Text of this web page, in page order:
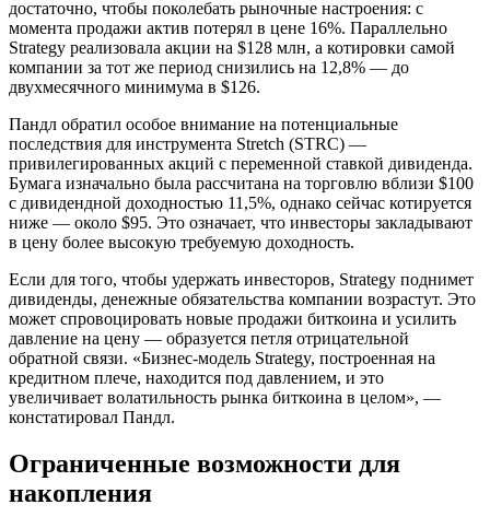
достаточно, чтобы поколебать рыночные настроения: с
момента продажи актив потерял в цене 16%. Параллельно
Strategy реализовала акции на $128 млн, а котировки самой
компании за тот же период снизились на 12,8% — до
двухмесячного минимума в $126.
Пандл обратил особое внимание на потенциальные
последствия для инструмента Stretch (STRC) —
привилегированных акций с переменной ставкой дивиденда.
Бумага изначально была рассчитана на торговлю вблизи $100
с дивидендной доходностью 11,5%, однако сейчас котируется
ниже — около $95. Это означает, что инвесторы закладывают
в цену более высокую требуемую доходность.
Если для того, чтобы удержать инвесторов, Strategy поднимет
дивиденды, денежные обязательства компании возрастут. Это
может спровоцировать новые продажи биткоина и усилить
давление на цену — образуется петля отрицательной
обратной связи. «Бизнес-модель Strategy, построенная на
кредитном плече, находится под давлением, и это
увеличивает волатильность рынка биткоина в целом», —
констатировал Пандл.
Ограниченные возможности для
накопления